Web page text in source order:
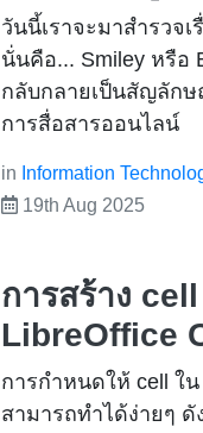
วันนี้เราจะมาสำรวจ
นั่นคือ... Smiley หรือ
กลับกลายเป็นสัญลัก
การสื่อสารออนไลน์
in Information
19th Aug 2025
การสร้าง
LibreOffice
การกำหนดให้ cell ใน
สามารถทำได้ง่ายๆ ดั